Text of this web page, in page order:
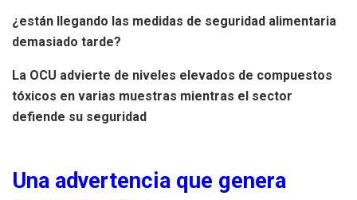
¿están llegando las medidas de seguridad alimentaria
demasiado tarde?
La OCU advierte de niveles elevados de compuestos
tóxicos en varias muestras mientras el sector
defiende su seguridad
Una advertencia que genera